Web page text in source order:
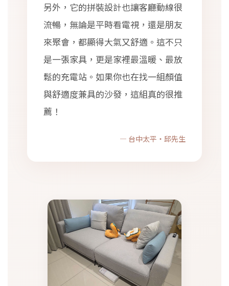
另外，它的拼裝設計也讓客廳動線很
流暢，無論是平時看電視，還是朋友
來聚會，都顯得大氣又舒適。這不只
是一張家具，更是家裡最溫暖、最放
鬆的充電站。如果你也在找一組顏值
與舒適度兼具的沙發，這組真的很推
薦！
— 台中太平・邱先生